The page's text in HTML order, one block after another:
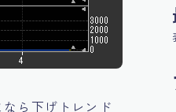
ら下げトレンド